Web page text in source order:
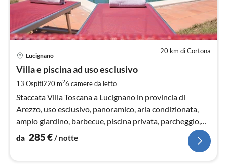
20 km di Cortona
Lucignano
Villa e piscina ad uso esclusivo
13 Ospiti220 m26 camere da letto
Staccata Villa Toscana a Lucignano in provincia di
Arezzo, uso esclusivo, panoramico, aria condizionata,
ampio giardino, barbecue, piscina privata, parcheggio,
camino, TV satellitare, Wi-Fi, accessibile
da 285€/ notte